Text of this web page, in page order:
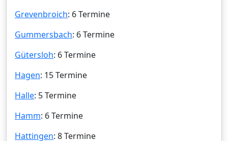
Grevenbroich: 6 Termine
Gummersbach: 6 Termine
Gütersloh: 6 Termine
Hagen: 15 Termine
Halle: 5 Termine
Hamm: 6 Termine
Hattingen: 8 Termine